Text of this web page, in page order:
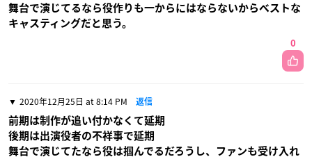
舞台で演じてるなら役作りも一からにはならないからベストな
キャスティングだと思う。
0
2020年12月25日 at 8:14 PM 返信
前期は制作が追い付かなくて延期
後期は出演役者の不祥事で延期
舞台で演じてたなら役は掴んでるだろうし、ファンも受け入れ